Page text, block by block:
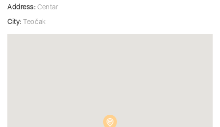
Address: Centar
City: Teočak